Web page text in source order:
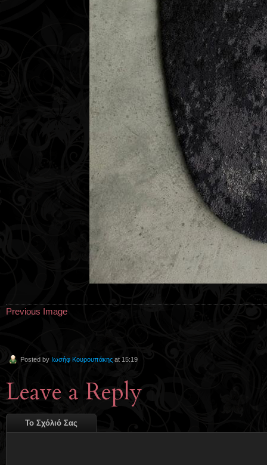
Previous Image
Posted by Ιωσήφ Κουρουπάκης at 15:19
Leave a Reply
Το Σχόλιό Σας